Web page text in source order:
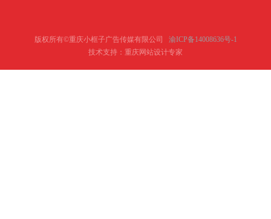
版权所有©重庆小框子广告传媒有限公司 渝ICP备14008636号-1
技术支持：重庆网站设计专家